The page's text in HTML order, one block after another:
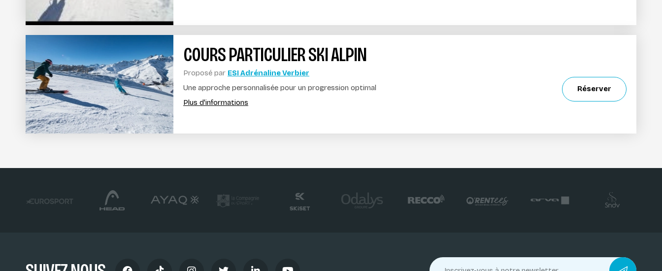
COURS PARTICULIER SKI ALPIN
Proposé par ESI Adrénaline Verbier
Réserver
Une approche personnalisée pour un progression optimal
Plus d'informations